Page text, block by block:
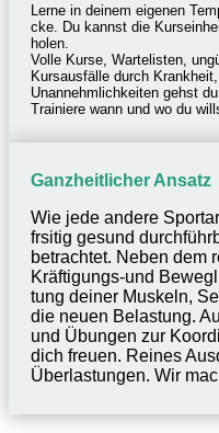
Lerne in deinem eige­nen
cke. Du kannst die
ho­len.
Volle Kurse, Warte­lis­ten,
Kurs­aus­fälle durch
Unan­nehm­lich­kei­ten gehst
Trai­niere wann und wo du
Ganz­heit­li­cher Ansatz
Wie jede andere
fr­si­tig gesund
betrach­tet. Neben dem
Kräf­ti­gungs-und
tung deiner Muskeln,
die neuen Belas­tung.
und Übun­gen zur
dich freuen. Reines
Über­las­tun­gen. Wir